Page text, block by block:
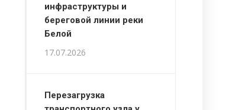
инфраструктуры и
береговой линии реки
Белой
17.07.2026
Перезагрузка